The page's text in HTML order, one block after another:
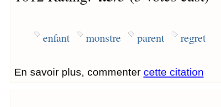
enfant monstre parent regret
En savoir plus, commenter cette citation